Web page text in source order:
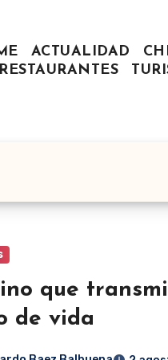
ACTUALIDAD
RESTAURANTES
que
de vida